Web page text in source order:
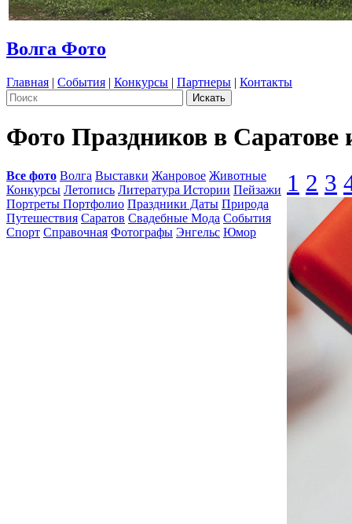
Волга Фото
Главная | События | Конкурсы | Партнеры | Контакты
Фото Праздников в Саратове
Все фото Волга Выставки Жанровое Животные
Конкурсы Летопись Литература Истории Пейзажи
Портреты Портфолио Праздники Даты Природа
Путешествия Саратов Свадебные Мода События
Спорт Справочная Фотографы Энгельс Юмор
1 2 3